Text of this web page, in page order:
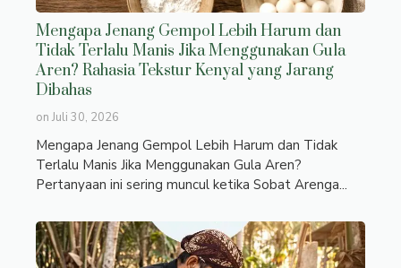
Mengapa Jenang Gempol Lebih Harum dan
Tidak Terlalu Manis Jika Menggunakan Gula
Aren? Rahasia Tekstur Kenyal yang Jarang
Dibahas
on Juli 30, 2026
Mengapa Jenang Gempol Lebih Harum dan Tidak
Terlalu Manis Jika Menggunakan Gula Aren?
Pertanyaan ini sering muncul ketika Sobat Arenga...